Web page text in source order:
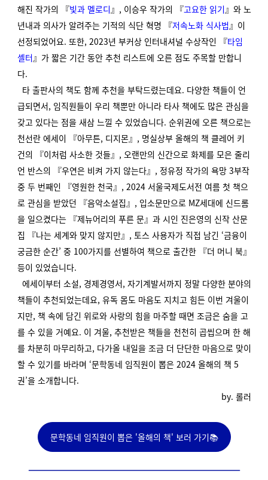
해진 작가의 『빛과 멜로디』, 이승우 작가의 『고요한 읽기』와 노
년내과 의사가 알려주는 기적의 식단 혁명 『저속노화 식사법』이
선정되었어요. 또한, 2023년 부커상 인터내셔널 수상작인 『타임
셸터』가 짧은 기간 동안 추천 리스트에 오른 점도 주목할 만합니
다.
타 출판사의 책도 함께 추천을 부탁드렸는데요. 다양한 책들이 언
급되면서, 임직원들이 우리 책뿐만 아니라 타사 책에도 많은 관심을
갖고 있다는 점을 새삼 느낄 수 있었습니다. 순위권에 오른 책으로는
천선란 에세이 『아무튼, 디지몬』, 명실상부 올해의 책 클레어 키
건의 『이처럼 사소한 것들』, 오랜만의 신간으로 화제를 모은 줄리
언 반스의 『우연은 비켜 가지 않는다』, 정유정 작가의 욕망 3부작
중 두 번째인 『영원한 천국』, 2024 서울국제도서전 여름 첫 책으
로 관심을 받았던 『음악소설집』, 입소문만으로 MZ세대에 신드롬
을 일으켰다는 『제뉴어리의 푸른 문』과 시인 진은영의 신작 산문
집 『나는 세계와 맞지 않지만』, 토스 사용자가 직접 남긴 ‘금융이
궁금한 순간’ 중 100가지를 선별하여 책으로 출간한 『더 머니 북』
등이 있었습니다.
에세이부터 소설, 경제경영서, 자기계발서까지 정말 다양한 분야의
책들이 추천되었는데요, 유독 몸도 마음도 지치고 힘든 이번 겨울이
지만, 책 속에 담긴 위로와 사랑의 힘을 마주할 때면 조금은 숨을 고
를 수 있을 거예요. 이 겨울, 추천받은 책들을 천천히 곱씹으며 한 해
를 차분히 마무리하고, 다가올 내일을 조금 더 단단한 마음으로 맞이
할 수 있기를 바라며 ‘문학동네 임직원이 뽑은 2024 올해의 책 5
권’을 소개합니다.
by. 롤러
문학동네 임직원이 뽑은 '올해의 책' 보러 가기📚